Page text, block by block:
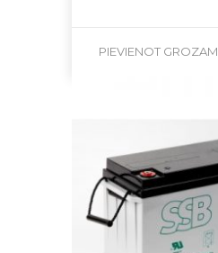
PIEVIENOT GROZAM